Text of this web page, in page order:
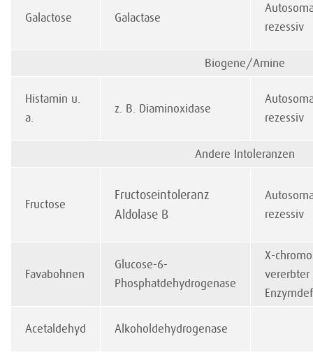
Galactose Galactase
rezessiv
Biogene/Amine
Histamin u.
a.
z. B. Diaminoxidase
rezessiv
Andere Intoleranzen
Fructose
Fructoseintoleranz
Aldolase B
rezessiv
Favabohnen
Glucose-6-
Phosphatdehydrogenase
X-
vererbter
Acetaldehyd Alkoholdehydrogenase